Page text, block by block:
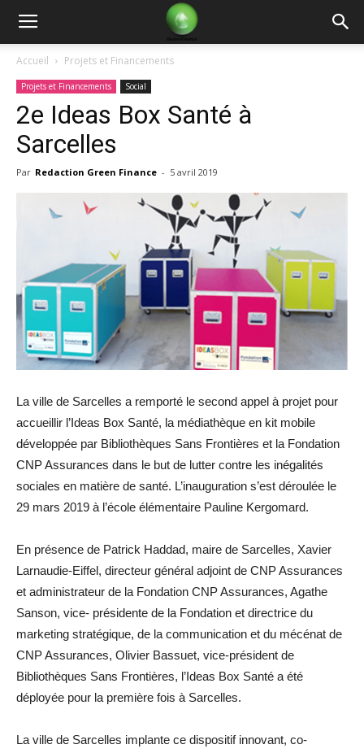
Green
Finance
Accueil Projets et Financements
Projets et Financements Social
2e Ideas Box Santé à
Sarcelles
Par Redaction Green Finance - 5 avril 2019
La ville de Sarcelles a remporté le second appel à projet pour
accueillir l’Ideas Box Santé, la médiathèque en kit mobile
développée par Bibliothèques Sans Frontières et la Fondation
CNP Assurances dans le but de lutter contre les inégalités
sociales en matière de santé. L’inauguration s’est déroulée le
29 mars 2019 à l’école élémentaire Pauline Kergomard.
En présence de Patrick Haddad, maire de Sarcelles, Xavier
Larnaudie-Eiffel, directeur général adjoint de CNP Assurances
et administrateur de la Fondation CNP Assurances, Agathe
Sanson, vice- présidente de la Fondation et directrice du
marketing stratégique, de la communication et du mécénat de
CNP Assurances, Olivier Bassuet, vice-président de
Bibliothèques Sans Frontières, l’Ideas Box Santé a été
déployée pour la première fois à Sarcelles.
La ville de Sarcelles implante ce dispositif innovant, co-